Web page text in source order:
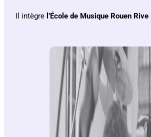
Il intègre l’École de Musique Rouen